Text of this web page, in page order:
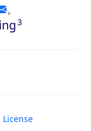
,
3
License